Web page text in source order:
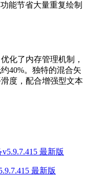
能节省大量重复绘制
化了内存管理机制，
40%。独特的混合矢
度，配合增强型文本
最新版